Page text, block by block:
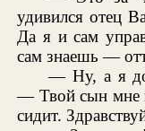
удивился отец
Да я и сам
сам знаешь —
— Ну, а я
— Твой сын мне
сидит.